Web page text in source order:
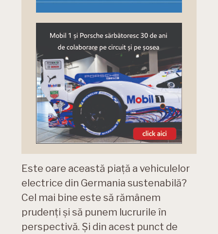
Este oare această piață a vehiculelor
electrice din Germania sustenabilă?
Cel mai bine este să rămânem
prudenți și să punem lucrurile în
perspectivă. Și din acest punct de